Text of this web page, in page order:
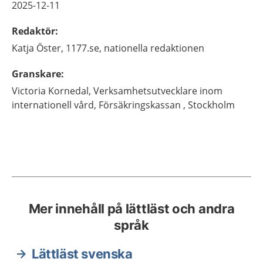
2025-12-11
Redaktör:
Katja Öster, 1177.se, nationella redaktionen
Granskare:
Victoria Kornedal, Verksamhetsutvecklare inom
internationell vård, Försäkringskassan , Stockholm
Mer innehåll på lättläst och andra
språk
Lättläst svenska